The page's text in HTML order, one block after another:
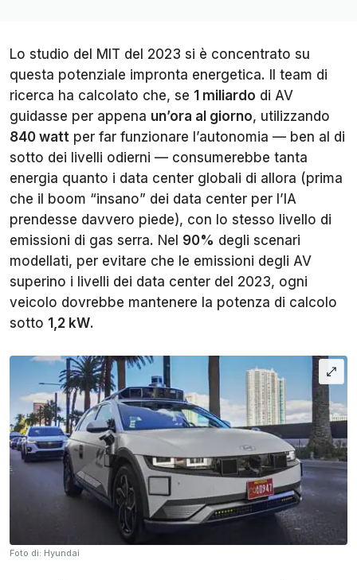
Lo studio del MIT del 2023 si è concentrato su
questa potenziale impronta energetica. Il team di
ricerca ha calcolato che, se 1 miliardo di AV
guidasse per appena un’ora al giorno, utilizzando
840 watt per far funzionare l’autonomia — ben al di
sotto dei livelli odierni — consumerebbe tanta
energia quanto i data center globali di allora (prima
che il boom “insano” dei data center per l’IA
prendesse davvero piede), con lo stesso livello di
emissioni di gas serra. Nel 90% degli scenari
modellati, per evitare che le emissioni degli AV
superino i livelli dei data center del 2023, ogni
veicolo dovrebbe mantenere la potenza di calcolo
sotto 1,2 kW.
Foto di: Hyundai